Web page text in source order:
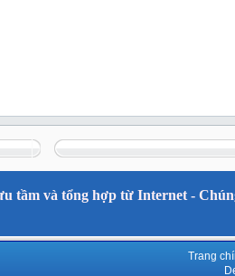
tầm và tổng hợp từ Internet -
Trang